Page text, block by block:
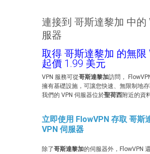
連接到 哥斯達黎加 中的
服器
取得 哥斯達黎加 的無限
起價 1.99 美元
VPN 服務可從哥斯達黎加訪問，
擁有基礎設施，可讓您快速、無限制地存
我們的 VPN 伺服器位於聖荷西附近的資
立即使用 FlowVPN 存取 哥斯
VPN 伺服器
除了哥斯達黎加的伺服器外，FlowVPN